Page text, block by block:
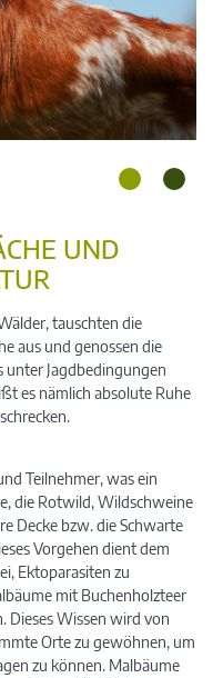
UND
tauschten die
aus und genossen die
unter Jagdbedingungen
es nämlich absolute Ruhe
Teilnehmer, was ein
die Rotwild, Wildschweine
Decke bzw. die Schwarte
Vorgehen dient dem
Ektoparasiten zu
mit Buchenholzteer
Wissen wird von
Orte zu gewöhnen, um
zu können. Malbäume